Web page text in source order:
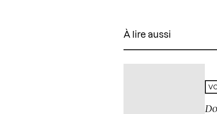
À lire aussi